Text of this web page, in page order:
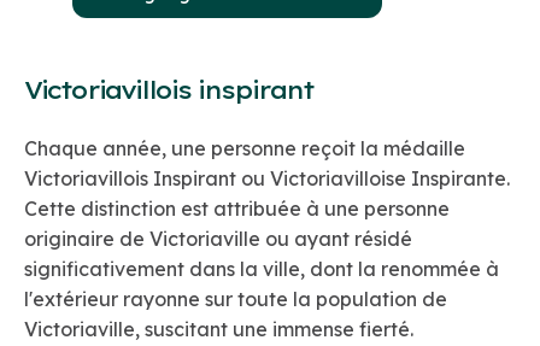
Victoriavillois inspirant
Chaque année, une personne reçoit la médaille
Victoriavillois Inspirant ou Victoriavilloise Inspirante.
Cette distinction est attribuée à une personne
originaire de Victoriaville ou ayant résidé
significativement dans la ville, dont la renommée à
l'extérieur rayonne sur toute la population de
Victoriaville, suscitant une immense fierté.